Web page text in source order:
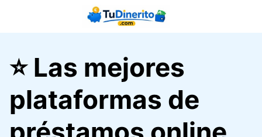
⭐ Las mejores
plataformas de